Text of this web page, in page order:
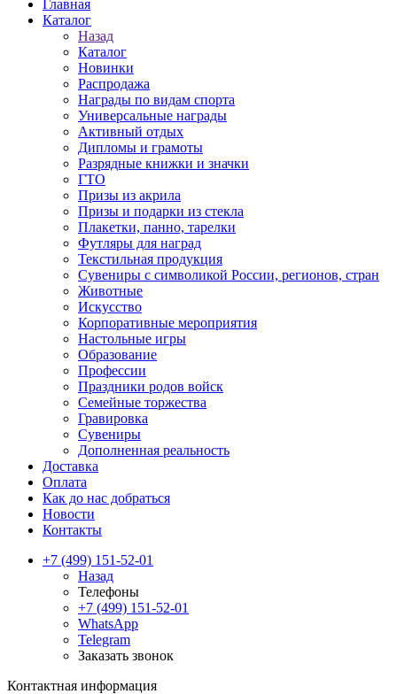
Главная
Каталог
Назад
Каталог
Новинки
Распродажа
Награды по видам спорта
Универсальные награды
Активный отдых
Дипломы и грамоты
Разрядные книжки и значки
ГТО
Призы из акрила
Призы и подарки из стекла
Плакетки, панно, тарелки
Футляры для наград
Текстильная продукция
Сувениры с символикой России, регионов, стран
Животные
Искусство
Корпоративные мероприятия
Настольные игры
Образование
Профессии
Праздники родов войск
Семейные торжества
Гравировка
Сувениры
Дополненная реальность
Доставка
Оплата
Как до нас добраться
Новости
Контакты
+7 (499) 151-52-01
Назад
Телефоны
+7 (499) 151-52-01
WhatsApp
Telegram
Заказать звонок
Контактная информация